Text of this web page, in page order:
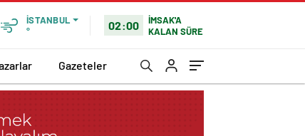
İSTANBUL
°
02:00
İMSAK'A
KALAN SÜRE
Gazeteler